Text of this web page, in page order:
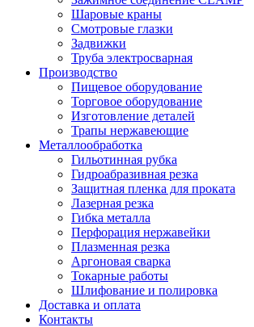
Шаровые краны
Смотровые глазки
Задвижки
Труба электросварная
Производство
Пищевое оборудование
Торговое оборудование
Изготовление деталей
Трапы нержавеющие
Металлообработка
Гильотинная рубка
Гидроабразивная резка
Защитная пленка для проката
Лазерная резка
Гибка металла
Перфорация нержавейки
Плазменная резка
Аргоновая сварка
Токарные работы
Шлифование и полировка
Доставка и оплата
Контакты